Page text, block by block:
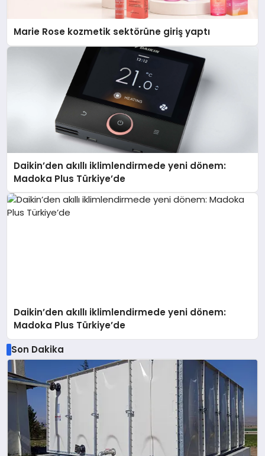
Marie Rose kozmetik sektörüne giriş yaptı
Daikin’den akıllı iklimlendirmede yeni dönem:
Madoka Plus Türkiye’de
Daikin’den akıllı iklimlendirmede yeni dönem:
Madoka Plus Türkiye’de
Son Dakika